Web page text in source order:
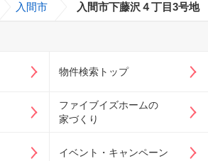
入間市 入間市下藤沢４丁目3号地
物件検索トップ
ファイブイズホームの
家づくり
イベント・キャンペーン